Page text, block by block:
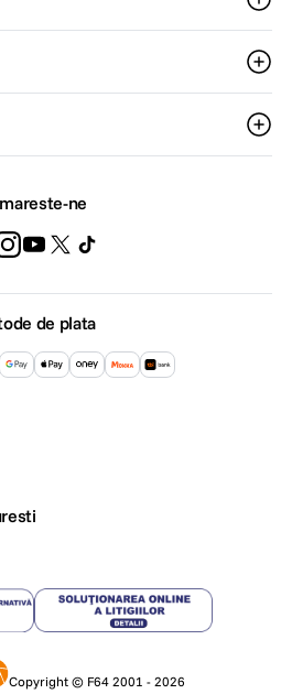
ne
de plata
Copyright © F64 2001 - 2026